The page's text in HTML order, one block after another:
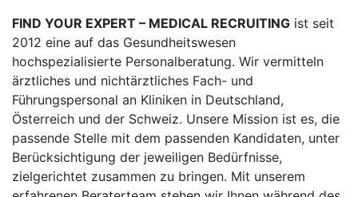
FIND YOUR EXPERT – MEDICAL RECRUITING ist seit
2012 eine auf das Gesundheitswesen
hochspezialisierte Personalberatung. Wir vermitteln
ärztliches und nichtärztliches Fach- und
Führungspersonal an Kliniken in Deutschland,
Österreich und der Schweiz. Unsere Mission ist es, die
passende Stelle mit dem passenden Kandidaten, unter
Berücksichtigung der jeweiligen Bedürfnisse,
zielgerichtet zusammen zu bringen. Mit unserem